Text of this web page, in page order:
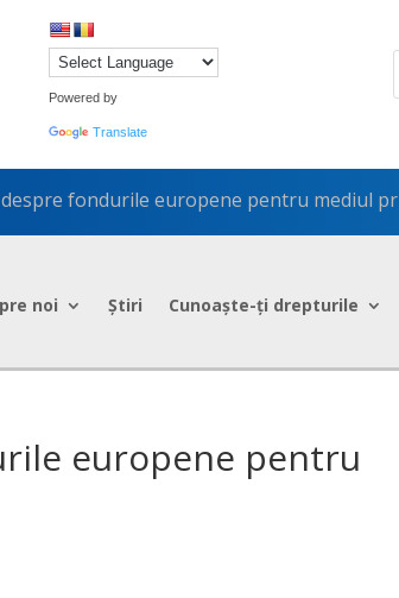
Powered by
Translate
fondurile europene pentru mediul
noi Știri Cunoaște-ți drepturile
europene pentru